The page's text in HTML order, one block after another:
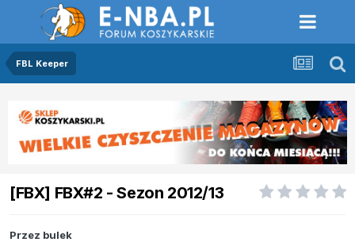
FBL Keeper
[FBX] FBX#2 - Sezon 2012/13
Przez bulek